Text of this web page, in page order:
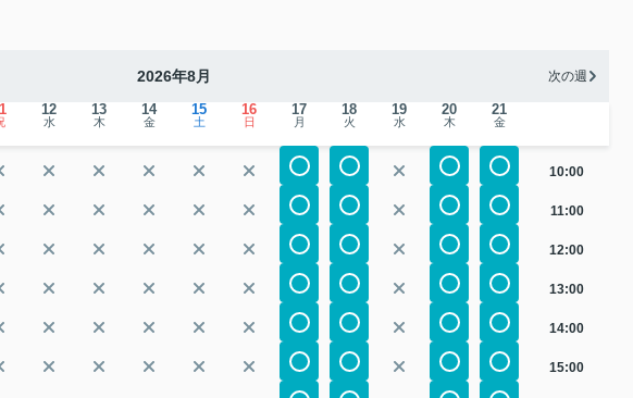
2026年8月 次の週
12
水
13
木
14
金
15
土
16
日
17
月
18
火
19
水
20
木
21
金
10:00
11:00
12:00
13:00
14:00
15:00